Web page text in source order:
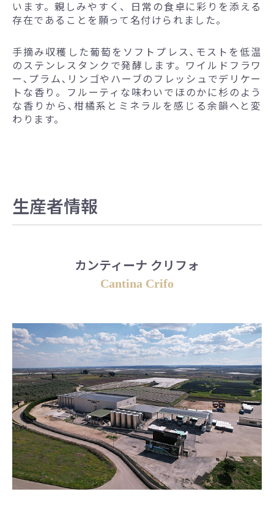
います。親しみやすく、日常の食卓に彩りを添える
存在であることを願って名付けられました。
手摘み収穫した葡萄をソフトプレス､モストを低温
のステンレスタンクで発酵します。ワイルドフラワ
ー､プラム､リンゴやハーブのフレッシュでデリケー
トな香り。フルーティな味わいでほのかに杉のよう
な香りから､柑橘系とミネラルを感じる余韻へと変
わります。
生産者情報
カンティーナ クリフォ
Cantina Crifo